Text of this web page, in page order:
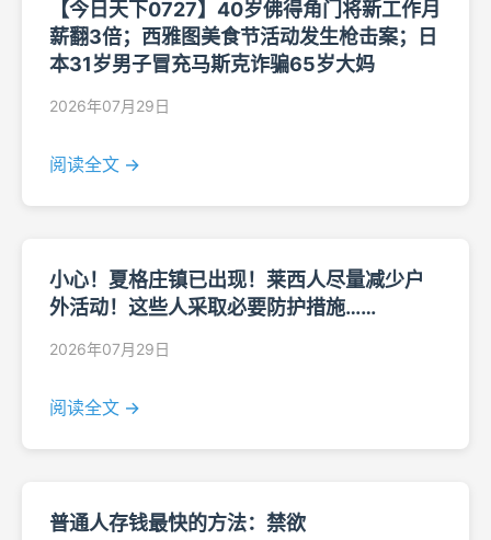
【今日天下0727】40岁佛得角门将新工作月
薪翻3倍；西雅图美食节活动发生枪击案；日
本31岁男子冒充马斯克诈骗65岁大妈
2026年07月29日
阅读全文 →
小心！夏格庄镇已出现！莱西人尽量减少户
外活动！这些人采取必要防护措施……
2026年07月29日
阅读全文 →
普通人存钱最快的方法：禁欲